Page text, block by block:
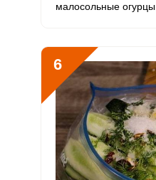
малосольные огурцы.
6